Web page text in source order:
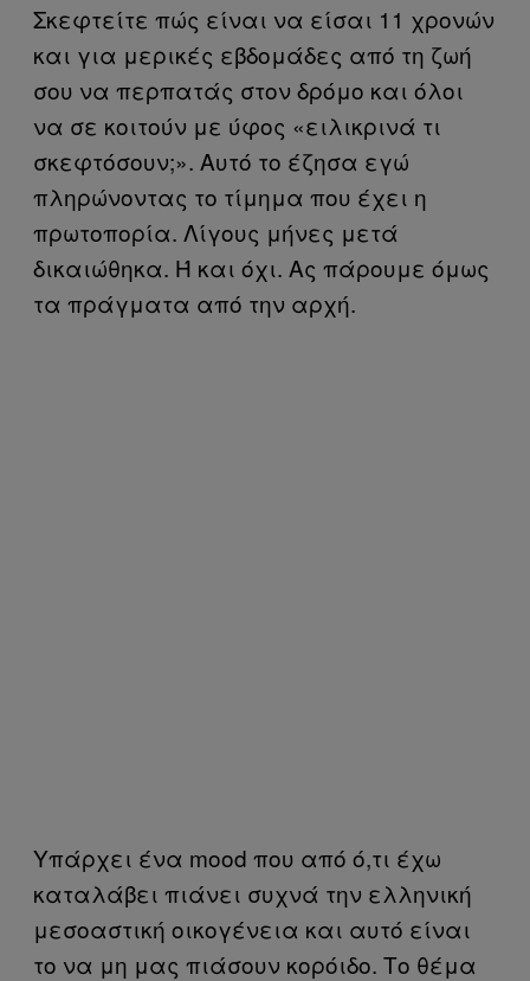
Σκεφτείτε πώς είναι να είσαι 11 χρονών
και για μερικές εβδομάδες από τη ζωή
σου να περπατάς στον δρόμο και όλοι
να σε κοιτούν με ύφος «ειλικρινά τι
σκεφτόσουν;». Αυτό το έζησα εγώ
πληρώνοντας το τίμημα που έχει η
πρωτοπορία. Λίγους μήνες μετά
δικαιώθηκα. Ή και όχι. Ας πάρουμε όμως
τα πράγματα από την αρχή.
Υπάρχει ένα mood που από ό,τι έχω
καταλάβει πιάνει συχνά την ελληνική
μεσοαστική οικογένεια και αυτό είναι
το να μη μας πιάσουν κορόιδο. Το θέμα